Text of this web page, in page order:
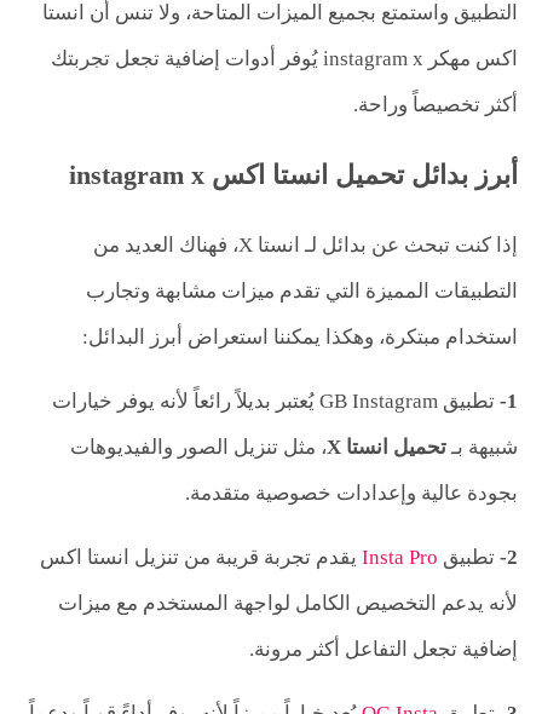
التطبيق واستمتع بجميع الميزات المتاحة، ولا تنس أن انستا
اكس مهكر instagram x يُوفر أدوات إضافية تجعل تجربتك
أكثر تخصيصاً وراحة.
أبرز بدائل تحميل انستا اكس instagram x
إذا كنت تبحث عن بدائل لـ انستا X، فهناك العديد من
التطبيقات المميزة التي تقدم ميزات مشابهة وتجارب
استخدام مبتكرة، وهكذا يمكننا استعراض أبرز البدائل:
1-
تطبيق GB Instagram يُعتبر بديلاً رائعاً لأنه يوفر خيارات
شبيهة بـتحميل انستا X
، مثل تنزيل الصور والفيديوهات
بجودة عالية وإعدادات خصوصية متقدمة.
2- تطبيق Insta Pro يقدم تجربة قريبة من تنزيل انستا اكس
لأنه يدعم التخصيص الكامل لواجهة المستخدم مع ميزات
إضافية تجعل التفاعل أكثر مرونة.